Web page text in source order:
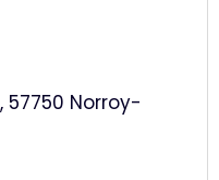
57750 Norroy-